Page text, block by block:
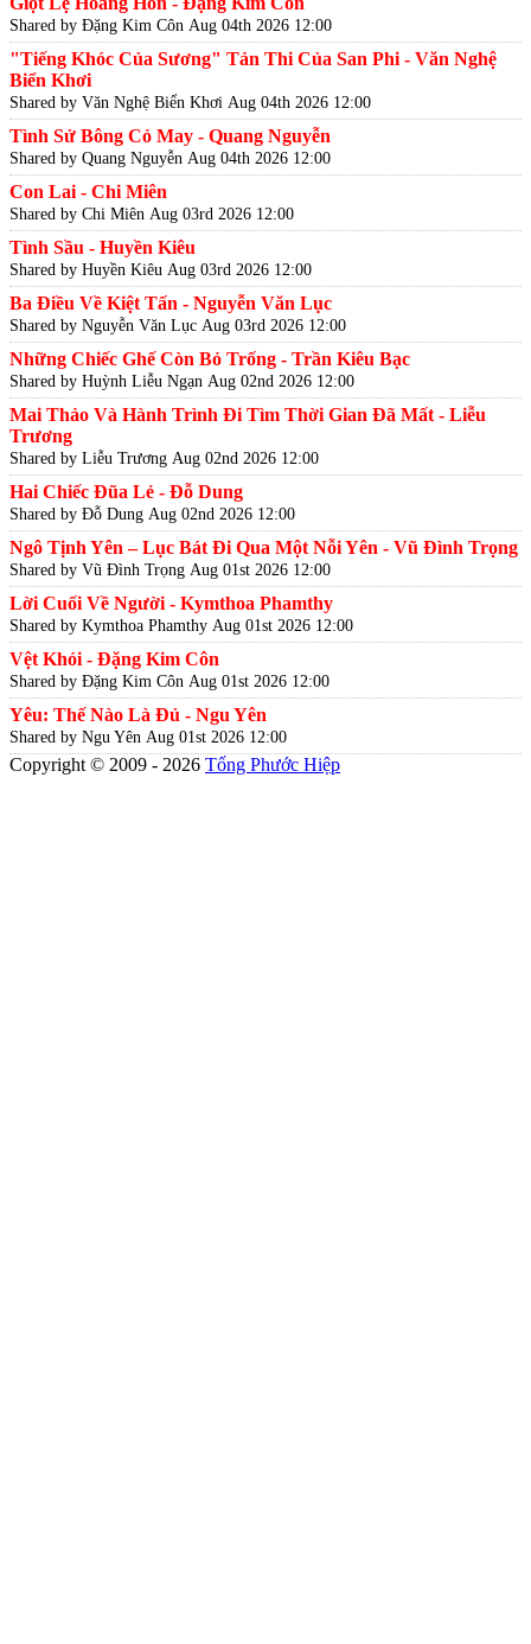
Shared by Đặng Kim Côn Aug 04th 2026 12:00
"Tiếng Khóc Của Sương" Tản Thi Của San Phi - Văn Nghệ
Biển Khơi
Shared by Văn Nghệ Biển Khơi Aug 04th 2026 12:00
Tình Sử Bông Cỏ May - Quang Nguyễn
Shared by Quang Nguyễn Aug 04th 2026 12:00
Con Lai - Chi Miên
Shared by Chi Miên Aug 03rd 2026 12:00
Tình Sầu - Huyền Kiêu
Shared by Huyền Kiêu Aug 03rd 2026 12:00
Ba Điều Về Kiệt Tấn - Nguyễn Văn Lục
Shared by Nguyễn Văn Lục Aug 03rd 2026 12:00
Những Chiếc Ghế Còn Bỏ Trống - Trần Kiêu Bạc
Shared by Huỳnh Liễu Ngạn Aug 02nd 2026 12:00
Mai Thảo Và Hành Trình Đi Tìm Thời Gian Đã Mất - Liễu
Trương
Shared by Liễu Trương Aug 02nd 2026 12:00
Hai Chiếc Đũa Lẻ - Đỗ Dung
Shared by Đỗ Dung Aug 02nd 2026 12:00
Ngô Tịnh Yên – Lục Bát Đi Qua Một Nỗi Yên - Vũ Đình Trọng
Shared by Vũ Đình Trọng Aug 01st 2026 12:00
Lời Cuối Về Người - Kymthoa Phamthy
Shared by Kymthoa Phamthy Aug 01st 2026 12:00
Vệt Khói - Đặng Kim Côn
Shared by Đặng Kim Côn Aug 01st 2026 12:00
Yêu: Thế Nào Là Đủ - Ngu Yên
Shared by Ngu Yên Aug 01st 2026 12:00
Copyright © 2009 - 2026 Tống Phước Hiệp